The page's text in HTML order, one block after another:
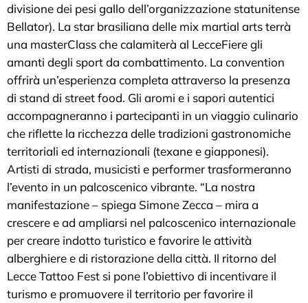
divisione dei pesi gallo dell’organizzazione statunitense
Bellator). La star brasiliana delle mix martial arts terrà
una masterClass che calamiterà al LecceFiere gli
amanti degli sport da combattimento. La convention
offrirà un’esperienza completa attraverso la presenza
di stand di street food. Gli aromi e i sapori autentici
accompagneranno i partecipanti in un viaggio culinario
che riflette la ricchezza delle tradizioni gastronomiche
territoriali ed internazionali (texane e giapponesi).
Artisti di strada, musicisti e performer trasformeranno
l’evento in un palcoscenico vibrante. “La nostra
manifestazione – spiega Simone Zecca – mira a
crescere e ad ampliarsi nel palcoscenico internazionale
per creare indotto turistico e favorire le attività
alberghiere e di ristorazione della città. Il ritorno del
Lecce Tattoo Fest si pone l’obiettivo di incentivare il
turismo e promuovere il territorio per favorire il